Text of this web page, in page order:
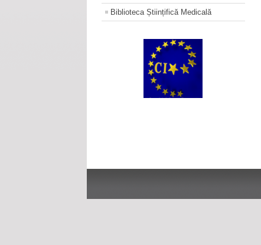
Biblioteca Științifică Medicală